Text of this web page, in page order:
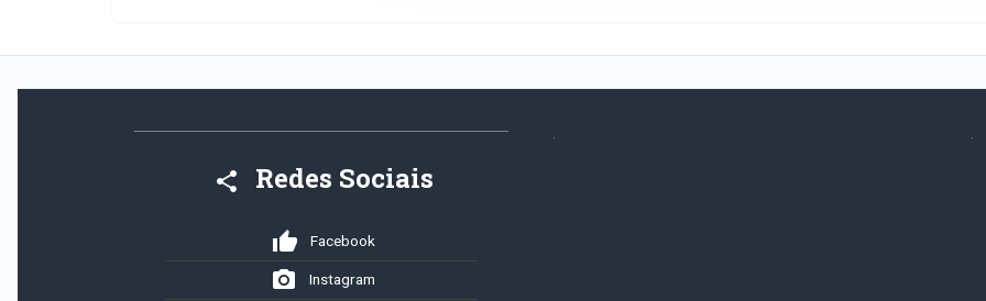
share Redes Sociais
thumb_up Facebook
photo_camera Instagram